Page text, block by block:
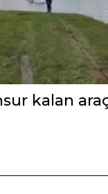
kalan